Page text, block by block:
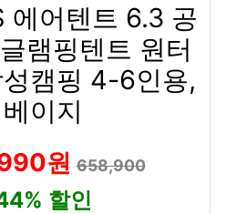
에어텐트 6.3 공
램핑텐트 원터
캠핑 4-6인용,
베이지
원658,900
할인